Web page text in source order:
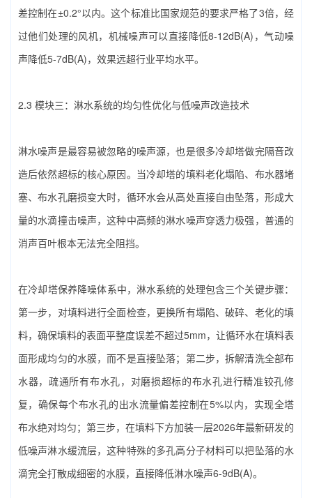
差控制在±0.2°以内。这个标准比国家规范的要求严格了3倍，经
过他们处理的风机，机械噪声可以直接降低8-12dB(A)，气动噪
声降低5-7dB(A)，效果远超行业平均水平。
2.3 模块三：淋水系统的均匀性优化与低噪声改造技术
淋水噪声是最容易被忽略的噪声源，也是很多冷却塔做完隔音改
造后依然超标的核心原因。当冷却塔的填料老化塌陷、布水器堵
塞、布水孔磨损变大时，循环水会从高处直接自由坠落，形成大
量的水滴撞击噪声，这种中高频的淋水噪声穿透力极强，普通的
消声百叶根本无法完全阻挡。
在‌冷却塔保养降噪‌体系中，淋水系统的处理包含三个关键步骤：
第一步，对填料进行全面检查，更换所有塌陷、破碎、老化的填
料，确保填料的表面平整度误差不超过5mm，让循环水在填料表
面形成均匀的水膜，而不是直接坠落；第二步，拆解清洗全部布
水器，疏通所有布水孔，对磨损超标的布水孔进行精准铰孔修
复，确保每个布水孔的出水流量偏差控制在5%以内，实现全塔
布水绝对均匀；第三步，在填料下方加装一层2026年最新研发的
低噪声淋水缓流层，这种特殊的多孔高分子材料可以把坠落的水
滴完全打散成细密的水膜，直接降低淋水噪声6-9dB(A)。